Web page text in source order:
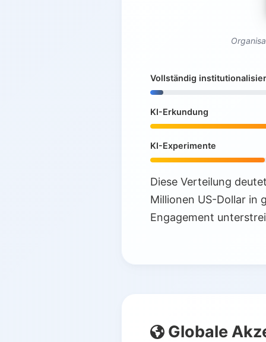
Vollständig
KI-Erkundung
KI-Experimente
Diese Verteilung
Millionen US-Dollar in
Engagement
Globale